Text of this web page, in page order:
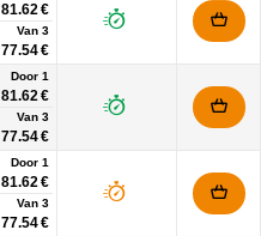
81.62 €
Van 3
77.54 €
Door 1
81.62 €
Van 3
77.54 €
Door 1
81.62 €
Van 3
77.54 €